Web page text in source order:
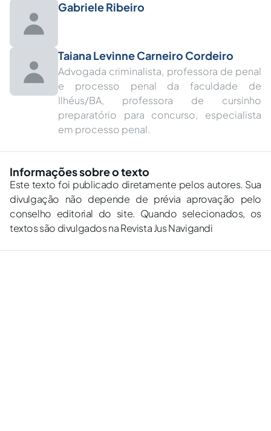
Gabriele Ribeiro
Taiana Levinne Carneiro Cordeiro
Advogada criminalista, professora de penal
e processo penal da faculdade de
Ilhéus/BA, professora de cursinho
preparatório para concurso, especialista
em processo penal.
Informações sobre o texto
Este texto foi publicado diretamente pelos autores. Sua
divulgação não depende de prévia aprovação pelo
conselho editorial do site. Quando selecionados, os
textos são divulgados na Revista Jus Navigandi